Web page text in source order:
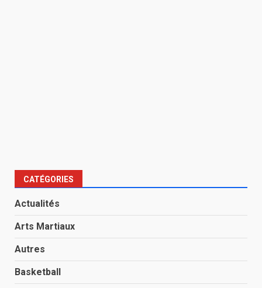
CATÉGORIES
Actualités
Arts Martiaux
Autres
Basketball